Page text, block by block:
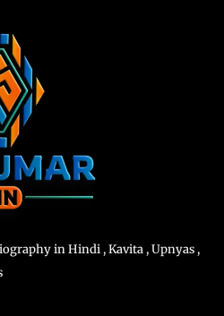
in Hindi , Kavita , Upnyas ,